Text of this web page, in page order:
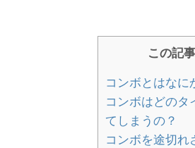
この記
コンボとはなに
コンボはどのタ
てしまうの？
コンボを途切れ